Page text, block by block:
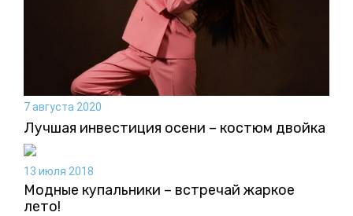
7 августа 2020
Лучшая инвестиция осени – костюм двойка
13 июля 2018
Модные купальники – встречай жаркое
лето!